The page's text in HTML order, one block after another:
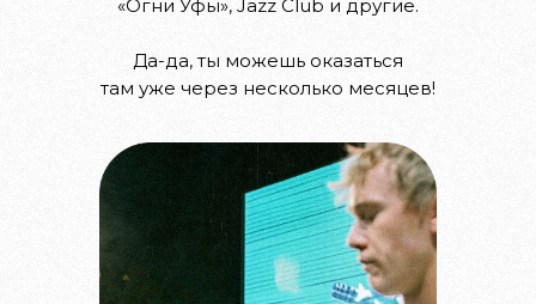
«Огни Уфы», Jazz Club и другие.
Да-да, ты можешь оказаться
там уже через несколько месяцев!